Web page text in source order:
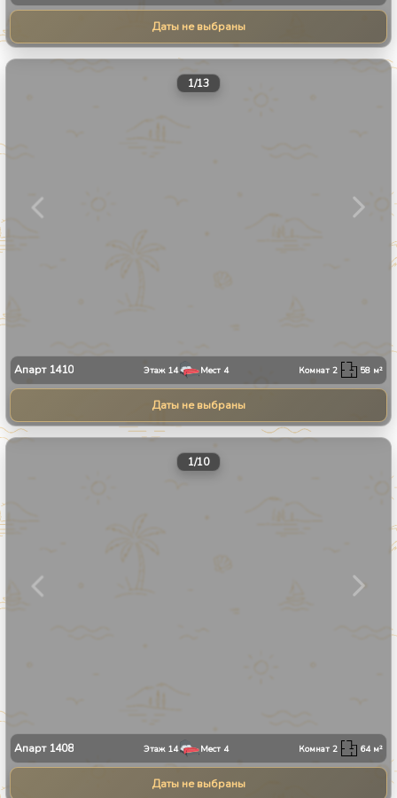
Даты не выбраны
1/13
Апарт 1410 Этаж 14 Мест 4 Комнат2 58 м²
Даты не выбраны
1/10
Апарт 1408 Этаж 14 Мест 4 Комнат2 64м²
Даты не выбраны